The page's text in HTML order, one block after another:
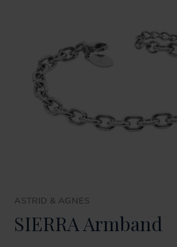
ASTRID & AGNES
SIERRA Armband